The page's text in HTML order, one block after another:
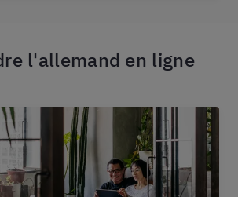
l'allemand en ligne